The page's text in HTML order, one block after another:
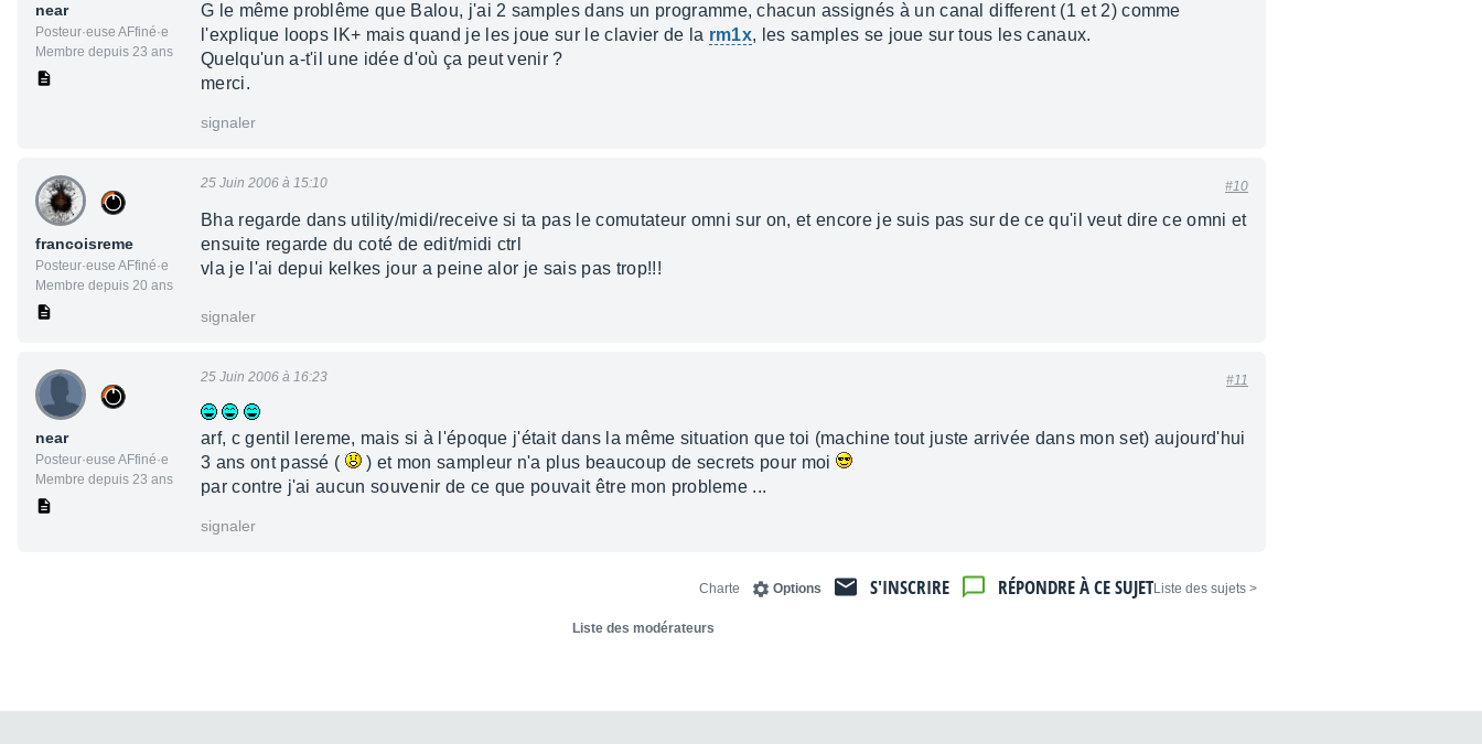
near
Posteur·euse AFfiné·e
Membre depuis 23 ans
G le même problême que Balou, j'ai 2 samples dans un programme, chacun assignés à un canal different (1 et 2) comme
l'explique loops IK+ mais quand je les joue sur le clavier de la rm1x, les samples se joue sur tous les canaux.
Quelqu'un a-t'il une idée d'où ça peut venir ?
merci.
signaler
francoisreme
Posteur·euse AFfiné·e
Membre depuis 20 ans
25 Juin 2006 à 15:10 #10
Bha regarde dans utility/midi/receive si ta pas le comutateur omni sur on, et encore je suis pas sur de ce qu'il veut dire ce omni et
ensuite regarde du coté de edit/midi ctrl
vla je l'ai depui kelkes jour a peine alor je sais pas trop!!!
signaler
near
Posteur·euse AFfiné·e
Membre depuis 23 ans
25 Juin 2006 à 16:23 #11
arf, c gentil lereme, mais si à l'époque j'était dans la même situation que toi (machine tout juste arrivée dans mon set) aujourd'hui
3 ans ont passé (
) et mon sampleur n'a plus beaucoup de secrets pour moi
par contre j'ai aucun souvenir de ce que pouvait être mon probleme ...
signaler
< Liste des sujets
RÉPONDRE À CE SUJET
S'INSCRIRE
Options
Charte
Liste des modérateurs